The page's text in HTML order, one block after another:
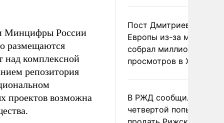
Минцифры России
размещаются
над комплексной
репозитория
проектов возможна
Пост Дмитриева о
Европы из-за
собрал миллион
просмотров в X
В РЖД сообщили о
четвертой попытке